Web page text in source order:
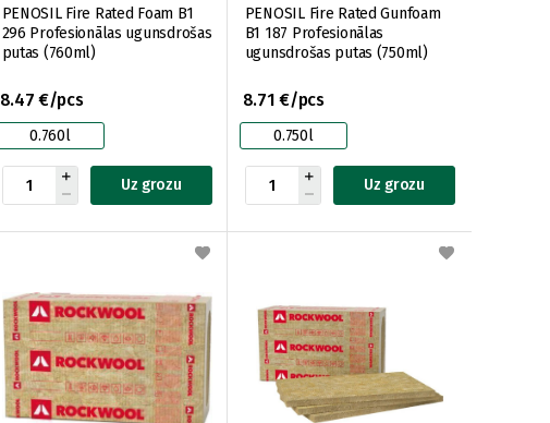
PENOSIL Fire Rated Foam B1
296 Profesionālas ugunsdrošas
putas (760ml)
8.47 €/pcs
0.760l
Uz grozu
PENOSIL Fire Rated Gunfoam
B1 187 Profesionālas
ugunsdrošas putas (750ml)
8.71 €/pcs
0.750l
Uz grozu